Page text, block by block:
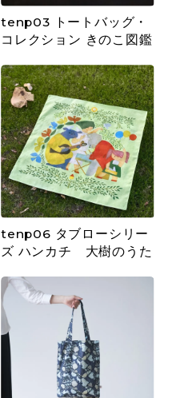
tenp03 トートバッグ・
コレクション きのこ図鑑
tenp06 タブローシリー
ズ ハンカチ 大樹のうた